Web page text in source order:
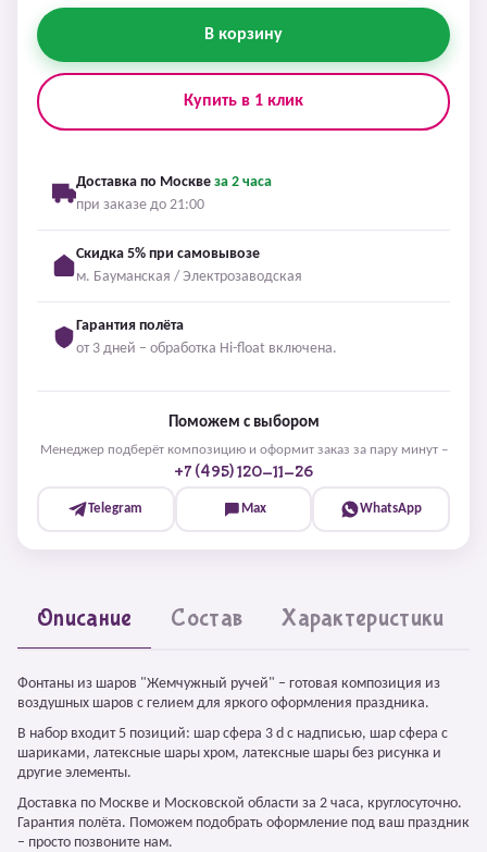
В корзину
Купить в 1 клик
Доставка по Москве за 2 часа
при заказе до 21:00
Скидка 5% при самовывозе
м. Бауманская / Электрозаводская
Гарантия полёта
от 3 дней – обработка Hi-float включена.
Поможем с выбором
Менеджер подберёт композицию и оформит заказ за пару минут –
+7 (495) 120-11-26
Telegram Max WhatsApp
Описание Состав Характеристики
Фонтаны из шаров "Жемчужный ручей" – готовая композиция из
воздушных шаров с гелием для яркого оформления праздника.
В набор входит 5 позиций: шар сфера 3 d с надписью, шар сфера с
шариками, латексные шары хром, латексные шары без рисунка и
другие элементы.
Доставка по Москве и Московской области за 2 часа, круглосуточно.
Гарантия полёта. Поможем подобрать оформление под ваш праздник
– просто позвоните нам.